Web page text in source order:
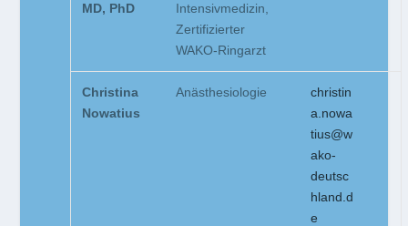
MD, PhD
Intensivmedizin,
Zertifizierter
WAKO-Ringarzt
Christina
Nowatius
Anästhesiologie
christin
a.nowa
tius@w
ako-
deutsc
hland.d
e